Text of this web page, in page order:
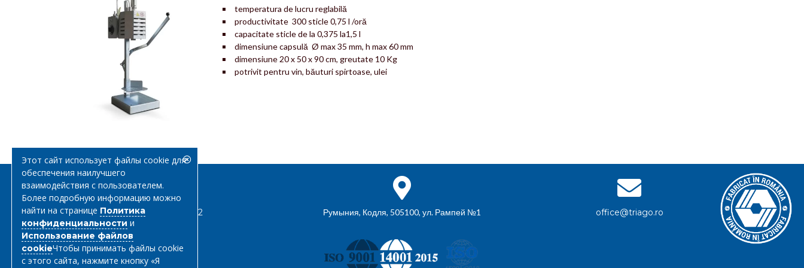
temperatura de lucru reglabilă
productivitate 300 sticle 0,75 l /oră
capacitate sticle de la 0,375 la1,5 l
dimensiune capsulă Ø max 35 mm, h max 60 mm
dimensiune 20 x 50 x 90 cm, greutate 10 Kg
potrivit pentru vin, băuturi spirtoase, ulei
0268 547 832 Румыния, Кодля, 505100, ул. Рампей №1 office@triago.ro
Этот сайт использует файлы cookie для
обеспечения наилучшего
взаимодействия с пользователем.
Более подробную информацию можно
найти на странице Политика
конфиденциальности и
Использование файлов
cookieЧтобы принимать файлы cookie
с этого сайта, нажмите кнопку «Я